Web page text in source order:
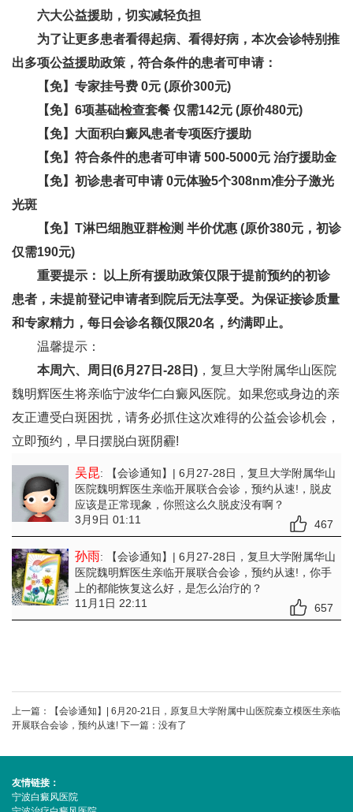
六大公益援助，切实减轻负担
为了让更多患者看得起病、看得好病，本次会诊特别推
出多项公益援助政策，符合条件的患者可申请：
【免】专家挂号费 0元​ (原价300元)
【免】6项基础检查套餐 仅需142元​ (原价480元)
【免】大面积白癜风患者专项医疗援助
【免】符合条件的患者可申请 500-5000元 治疗援助金
【免】初诊患者可申请 0元体验5个308nm准分子激光
光斑
【免】T淋巴细胞亚群检测 半价优惠​ (原价380元，初诊
仅需190元)
重要提示：​ 以上所有援助政策仅限于提前预约的初诊
患者，未提前登记申请者到院后无法享受。为保证接诊质量
和专家精力，每日会诊名额仅限20名，约满即止。
温馨提示：
本周六、周日(6月27日-28日) ，复旦大学附属华山医院
魏明辉医生将亲临宁波华仁白癜风医院。如果您或身边的亲
友正遭受白斑困扰，请务必抓住这次难得的公益会诊机会，
立即预约，早日摆脱白斑阴霾!
吴昆: 【会诊通知】| 6月27-28日，复旦大学附属华山
医院魏明辉医生亲临开展联合会诊，预约从速! ，脱皮
应该是正常现象，你照这么久脱皮没有啊？
3月9日 01:11
467
孙雨: 【会诊通知】| 6月27-28日，复旦大学附属华山
医院魏明辉医生亲临开展联合会诊，预约从速! ，你手
上的都能恢复这么好，是怎么治疗的？
11月1日 22:11
657
上一篇：
【会诊通知】| 6月20-21日，原复旦大学附属中山医院秦立模医生亲临
开展联合会诊，预约从速! 下一篇：没有了
友情链接：
宁波白癜风医院